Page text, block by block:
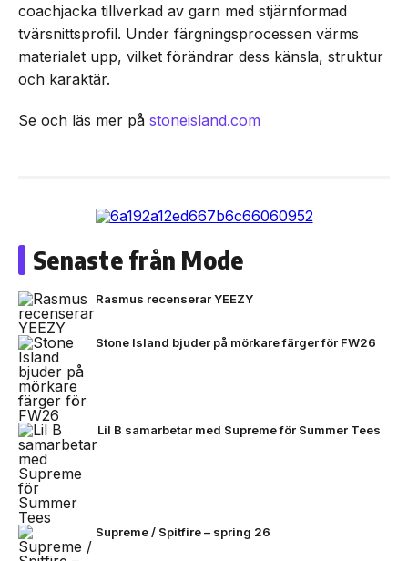
coachjacka tillverkad av garn med stjärnformad
tvärsnittsprofil. Under färgningsprocessen värms
materialet upp, vilket förändrar dess känsla, struktur
och karaktär.
Se och läs mer på stoneisland.com
Senaste från Mode
Rasmus recenserar YEEZY
Stone Island bjuder på mörkare färger för FW26
Lil B samarbetar med Supreme för Summer Tees
Supreme / Spitfire – spring 26